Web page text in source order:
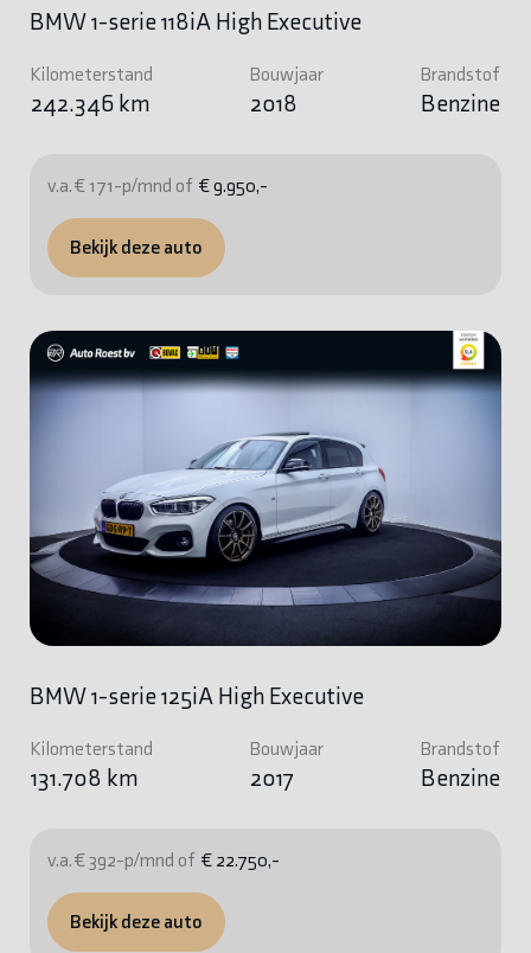
BMW 1-serie 118iA High Executive
Kilometerstand
242.346 km
Bouwjaar
2018
Brandstof
Benzine
v.a. € 171-p/mnd of € 9.950,-
Bekijk deze auto
BMW 1-serie 125iA High Executive
Kilometerstand
131.708 km
Bouwjaar
2017
Brandstof
Benzine
v.a. € 392-p/mnd of € 22.750,-
Bekijk deze auto